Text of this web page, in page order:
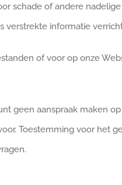
schade of andere
verstrekte informatie
of voor op onze
geen aanspraak maken
Toestemming voor het